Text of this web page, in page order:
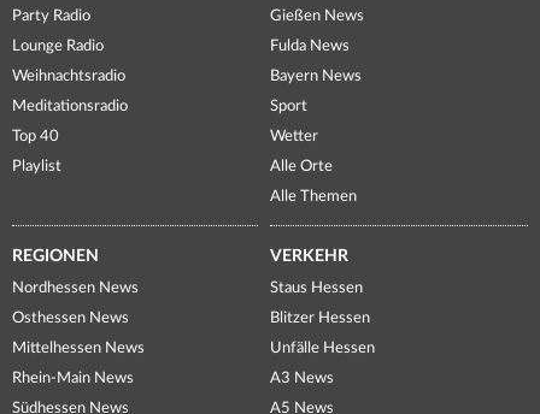
Party Radio
Lounge Radio
Weihnachtsradio
Meditationsradio
Top 40
Playlist
Gießen News
Fulda News
Bayern News
Sport
Wetter
Alle Orte
Alle Themen
REGIONEN
Nordhessen News
Osthessen News
Mittelhessen News
Rhein-Main News
Südhessen News
VERKEHR
Staus Hessen
Blitzer Hessen
Unfälle Hessen
A3 News
A5 News